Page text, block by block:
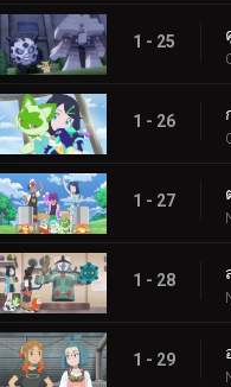
1 - 25
1 - 26
1 - 27
1 - 28
1 - 29